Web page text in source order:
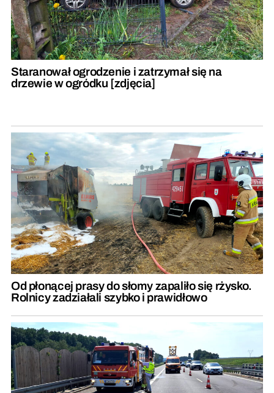
Staranował ogrodzenie i zatrzymał się na
drzewie w ogródku [zdjęcia]
Od płonącej prasy do słomy zapaliło się rżysko.
Rolnicy zadziałali szybko i prawidłowo